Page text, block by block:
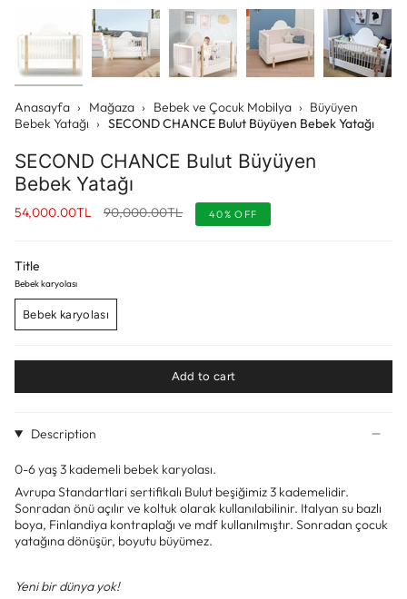
Anasayfa › Mağaza › Bebek ve Çocuk Mobilya › Büyüyen
Bebek Yatağı › SECOND CHANCE Bulut Büyüyen Bebek Yatağı
SECOND CHANCE Bulut Büyüyen
Bebek Yatağı
54,000.00TL
Regular
90,000.00TL 40% OFF
Title
Bebek karyolası
Bebek karyolası
Add to cart
Description
0-6 yaş 3 kademeli bebek karyolası.
Avrupa Standartlari sertifikalı Bulut beşiğimiz 3 kademelidir.
Sonradan önü açılır ve koltuk olarak kullanılabilinir. Italyan su bazlı
boya, Finlandiya kontraplağı ve mdf kullanılmıştır. Sonradan çocuk
yatağına dönüşür, boyutu büyümez.
Yeni bir dünya yok!